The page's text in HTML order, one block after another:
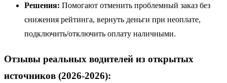
Решения: Помогают отменить проблемный заказ без
снижения рейтинга, вернуть деньги при неоплате,
подключить/отключить оплату наличными.
Отзывы реальных водителей из открытых
источников (2026-2026):